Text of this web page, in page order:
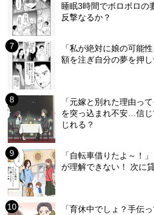
睡眠3時間でボロボロ
反撃なるか？
「私が絶対に娘の可能
額を注ぎ自分の夢を押
「元嫁と別れた理由っ
を突っ込まれ不安…信
じれる？
「自転車借りたよ～！
が理解できない！ 次に
「育休中でしょ？手伝